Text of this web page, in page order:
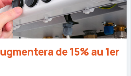
de 15% au 1er